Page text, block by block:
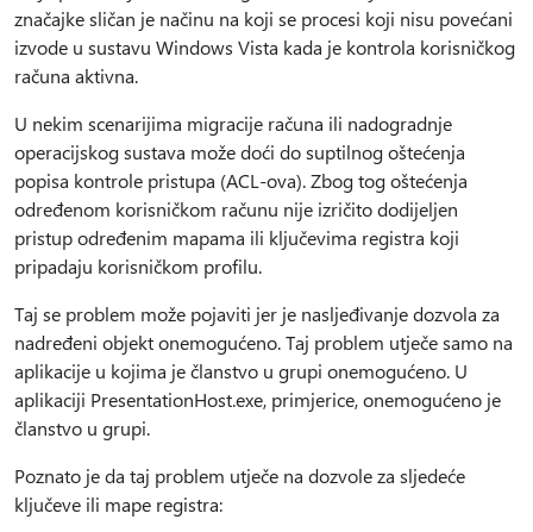
značajke sličan je načinu na koji se procesi koji nisu povećani
izvode u sustavu Windows Vista kada je kontrola korisničkog
računa aktivna.
U nekim scenarijima migracije računa ili nadogradnje
operacijskog sustava može doći do suptilnog oštećenja
popisa kontrole pristupa (ACL-ova). Zbog tog oštećenja
određenom korisničkom računu nije izričito dodijeljen
pristup određenim mapama ili ključevima registra koji
pripadaju korisničkom profilu.
Taj se problem može pojaviti jer je nasljeđivanje dozvola za
nadređeni objekt onemogućeno. Taj problem utječe samo na
aplikacije u kojima je članstvo u grupi onemogućeno. U
aplikaciji PresentationHost.exe, primjerice, onemogućeno je
članstvo u grupi.
Poznato je da taj problem utječe na dozvole za sljedeće
ključeve ili mape registra: